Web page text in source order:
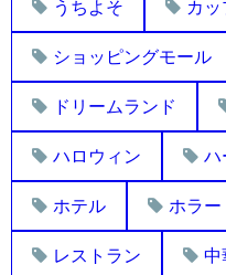
うちよそ カ
ショッピングモール
ドリームランド
ハロウィン ハ
ホテル ホラー
レストラン 中